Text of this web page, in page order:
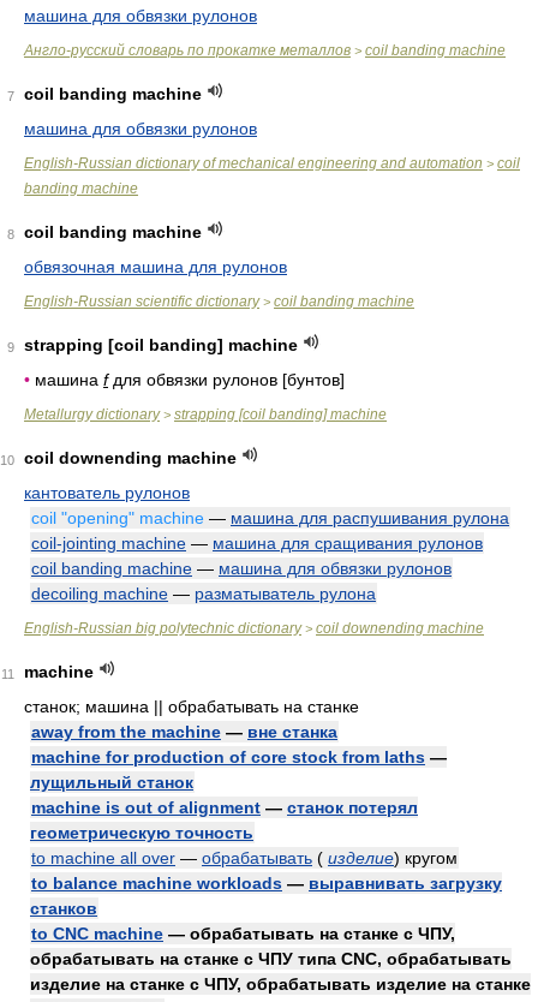
машина для обвязки рулонов
Англо-русский словарь по прокатке металлов > coil banding machine
7
coil banding machine
машина для обвязки рулонов
English-Russian dictionary of mechanical engineering and automation > coil
banding machine
8
coil banding machine
обвязочная машина для рулонов
English-Russian scientific dictionary> coil banding machine
9
strapping [coil banding] machine
• машина fдля обвязки рулонов [бунтов]
Metallurgy dictionary> strapping [coil banding] machine
10
coil downending machine
кантователь рулонов
coil "opening" machine — машина для распушивания рулона
coil-jointing machine — машина для сращивания рулонов
coil banding machine — машина для обвязки рулонов
decoiling machine — разматыватель рулона
English-Russian big polytechnic dictionary> coil downending machine
11
machine
станок; машина || обрабатывать на станке
away from the machine — вне станка
machine for production of core stock from laths —
лущильный станок
machine is out of alignment — станок потерял
геометрическую точность
to machine all over — обрабатывать ( изделие) кругом
to balance machine workloads — выравнивать загрузку
станков
to CNC machine — обрабатывать на станке с ЧПУ,
обрабатывать на станке с ЧПУ типа CNC, обрабатывать
изделие на станке с ЧПУ, обрабатывать изделие на станке